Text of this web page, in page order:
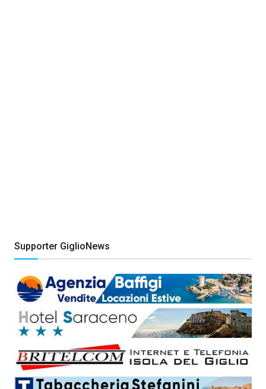
Supporter GiglioNews